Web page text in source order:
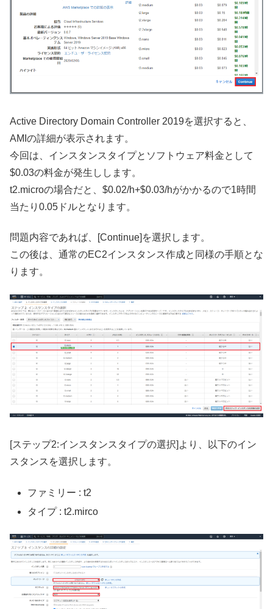
Active Directory Domain Controller 2019を選択すると、
AMIの詳細が表示されます。
今回は、インスタンスタイプとソフトウェア料金として
$0.03の料金が発生しします。
t2.microの場合だと、$0.02/h+$0.03/hがかかるので1時間
当たり0.05ドルとなります。
問題内容であれば、[Continue]を選択します。
この後は、通常のEC2インスタンス作成と同様の手順とな
ります。
[ステップ2:インスタンスタイプの選択]より、以下のイン
スタンスを選択します。
ファミリー : t2
タイプ : t2.mirco